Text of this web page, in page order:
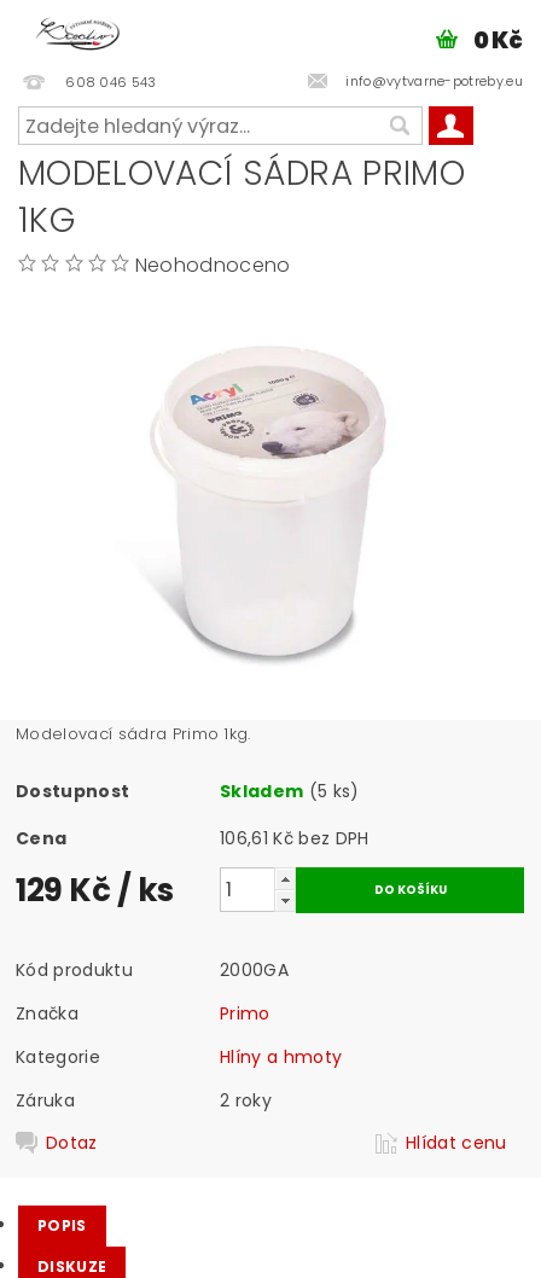
608 046 543 info@vytvarne-potreby.eu
0 Kč
MODELOVACÍ SÁDRA PRIMO
1KG
Neohodnoceno
Modelovací sádra Primo 1kg.
Dostupnost Skladem (5 ks)
Cena
106,61 Kč bez DPH
129 Kč/ ks
Kód produktu
2000GA
Značka
Primo
Kategorie
Hlíny a hmoty
Záruka
2 roky
Dotaz
Hlídat cenu
POPIS
DISKUZE